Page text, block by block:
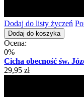
Dodaj do listy życzeń
Dodaj do koszyka
Ocena:
0%
Cicha obecność św.
29,95 zł